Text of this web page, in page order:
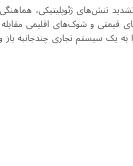
تنش‌های ژئوپلیتیکی،
قیمتی و شوک‌های اقلیمی مقابله
یک سیستم تجاری چندجانبه باز